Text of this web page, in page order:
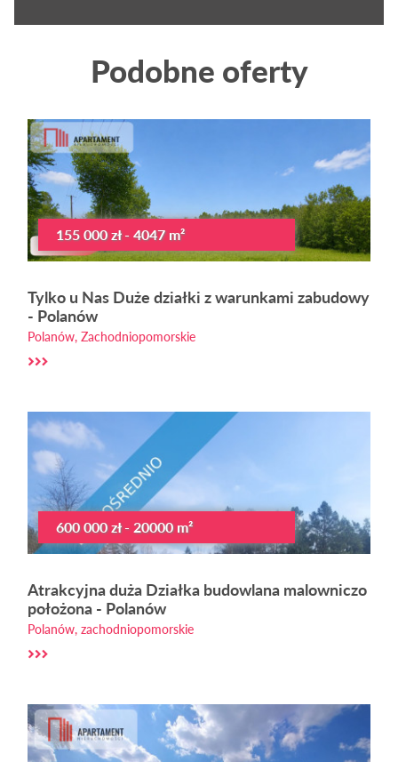
Podobne oferty
155 000 zł - 4047 m²
Tylko u Nas Duże działki z warunkami zabudowy
- Polanów
Polanów, Zachodniopomorskie
600 000 zł - 20000 m²
Atrakcyjna duża Działka budowlana malowniczo
położona - Polanów
Polanów, zachodniopomorskie